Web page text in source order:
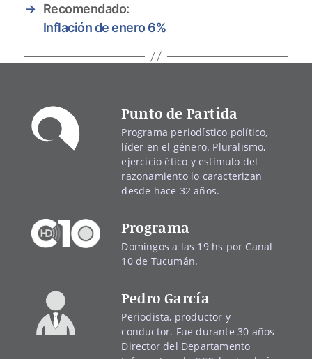
→ Recomendado:
Inflación de enero 6%
Punto de Partida
Programa periodístico político,
líder en el género. Pluralismo,
ejercicio ético y estímulo del
razonamiento lo caracterizan
desde hace 32 años.
Programa
Domingos a las 19 hs por Canal
10 de Tucumán.
Pedro García
Periodista, productor y
conductor. Fue durante 30 años
Director del Departamento